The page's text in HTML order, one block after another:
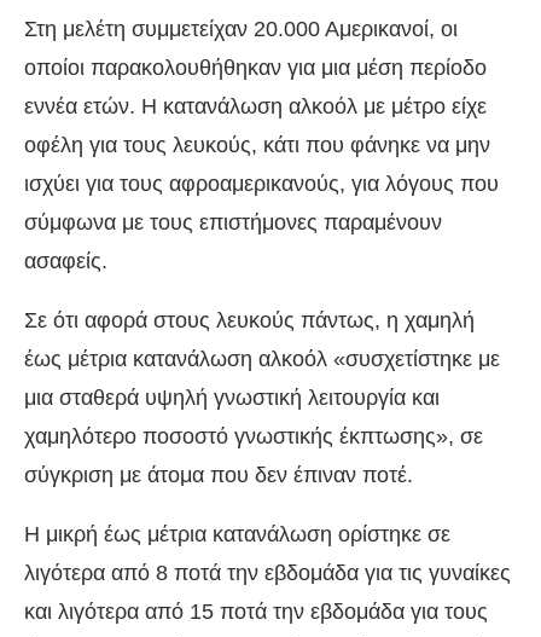
Στη μελέτη συμμετείχαν 20.000 Αμερικανοί, οι
οποίοι παρακολουθήθηκαν για μια μέση περίοδο
εννέα ετών. Η κατανάλωση αλκοόλ με μέτρο είχε
οφέλη για τους λευκούς, κάτι που φάνηκε να μην
ισχύει για τους αφροαμερικανούς, για λόγους που
σύμφωνα με τους επιστήμονες παραμένουν
ασαφείς.
Σε ότι αφορά στους λευκούς πάντως, η χαμηλή
έως μέτρια κατανάλωση αλκοόλ «συσχετίστηκε με
μια σταθερά υψηλή γνωστική λειτουργία και
χαμηλότερο ποσοστό γνωστικής έκπτωσης», σε
σύγκριση με άτομα που δεν έπιναν ποτέ.
Η μικρή έως μέτρια κατανάλωση ορίστηκε σε
λιγότερα από 8 ποτά την εβδομάδα για τις γυναίκες
και λιγότερα από 15 ποτά την εβδομάδα για τους